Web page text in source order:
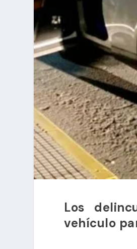
Los
vehículo